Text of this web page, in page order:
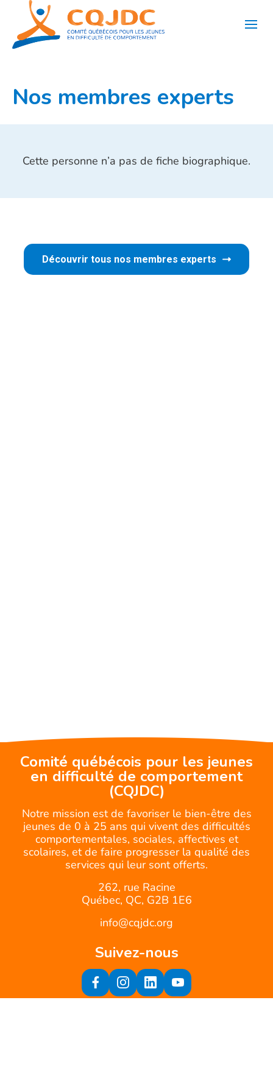
contenu
Nos membres experts
Cette personne n’a pas de fiche biographique.
Découvrir tous nos membres experts
Comité québécois pour les jeunes
en difficulté de comportement
(CQJDC)
Notre mission est de favoriser le bien-être des
jeunes de 0 à 25 ans qui vivent des difficultés
comportementales, sociales, affectives et
scolaires, et de faire progresser la qualité des
services qui leur sont offerts.
262, rue Racine
Québec, QC, G2B 1E6
info@cqjdc.org
Suivez-nous